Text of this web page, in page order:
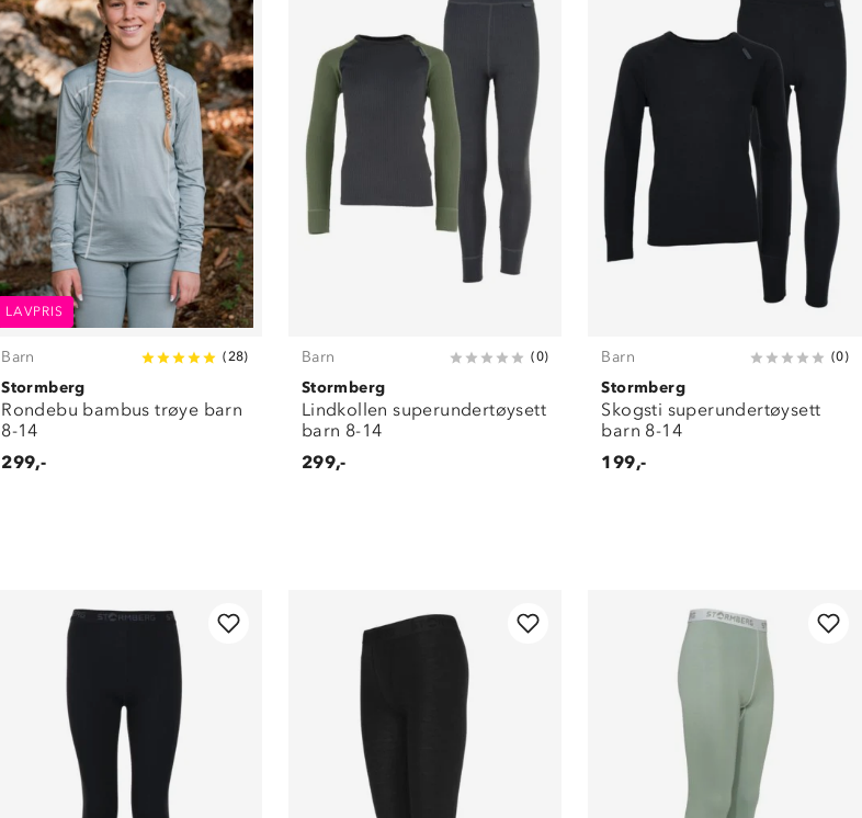
LAVPRIS
Barn (28)
Stormberg
Rondebu bambus trøye barn
8-14
299,-
Barn (0)
Stormberg
Lindkollen superundertøysett
barn 8-14
299,-
Barn (0)
Stormberg
Skogsti superundertøysett
barn 8-14
199,-